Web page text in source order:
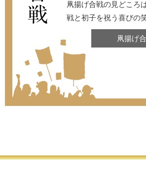
凧揚げ合戦の見どころ
戦と初子を祝う喜びの笑
凧揚げ